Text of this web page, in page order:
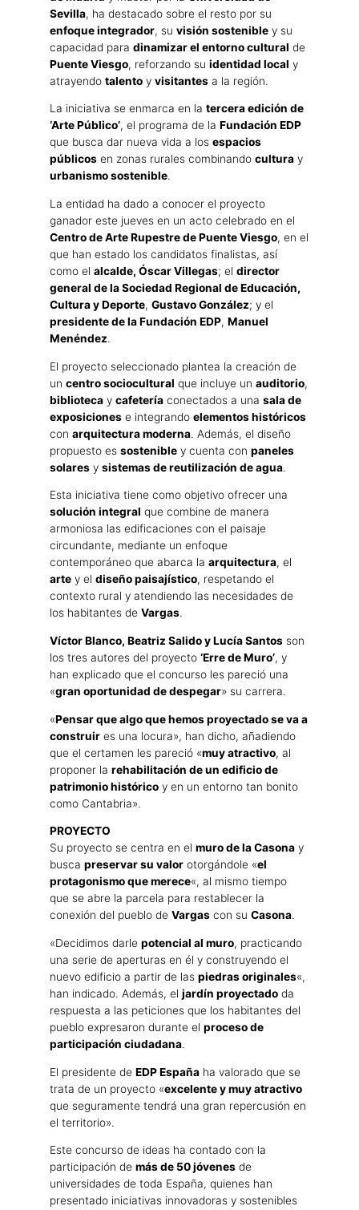
Sevilla, ha destacado sobre el resto por su
enfoque integrador, suvisión sostenible y su
capacidad paradinamizar el entorno cultural de
Puente Viesgo, reforzando suidentidad local y
atrayendotalento yvisitantes a la región.
La iniciativa se enmarca en latercera edición de
‘Arte Público’, el programa de laFundación EDP
que busca dar nueva vida a losespacios
públicos en zonas rurales combinandocultura y
urbanismo sostenible.
La entidad ha dado a conocer el proyecto
ganador este jueves en un acto celebrado en el
Centro de Arte Rupestre de Puente Viesgo, en el
que han estado los candidatos finalistas, así
como elalcalde, Óscar Villegas; eldirector
general de la Sociedad Regional de Educación,
Cultura y Deporte,Gustavo González; y el
presidente de la Fundación EDP,Manuel
Menéndez.
El proyecto seleccionado plantea la creación de
uncentro sociocultural que incluye unauditorio,
biblioteca ycafetería conectados a unasala de
exposiciones e integrandoelementos históricos
conarquitectura moderna. Además, el diseño
propuesto essostenible y cuenta conpaneles
solares ysistemas de reutilización de agua.
Esta iniciativa tiene como objetivo ofrecer una
solución integral que combine de manera
armoniosa las edificaciones con el paisaje
circundante, mediante un enfoque
contemporáneo que abarca laarquitectura, el
arte y eldiseño paisajístico, respetando el
contexto rural y atendiendo las necesidades de
los habitantes deVargas.
Víctor Blanco, Beatriz Salido y Lucía Santos son
los tres autores del proyecto‘Erre de Muro’, y
han explicado que el concurso les pareció una
«gran oportunidad de despegar» su carrera.
«Pensar que algo que hemos proyectado se va a
construir es una locura», han dicho, añadiendo
que el certamen les pareció «muy atractivo, al
proponer larehabilitación de un edificio de
patrimonio histórico y en un entorno tan bonito
como Cantabria».
PROYECTO
Su proyecto se centra en elmuro de la Casona y
buscapreservar su valor otorgándole «el
protagonismo que merece«, al mismo tiempo
que se abre la parcela para restablecer la
conexión del pueblo deVargas con suCasona.
«Decidimos darlepotencial al muro, practicando
una serie de aperturas en él y construyendo el
nuevo edificio a partir de laspiedras originales«,
han indicado. Además, eljardín proyectado da
respuesta a las peticiones que los habitantes del
pueblo expresaron durante elproceso de
participación ciudadana.
El presidente deEDP España ha valorado que se
trata de un proyecto «excelente y muy atractivo
que seguramente tendrá una gran repercusión en
el territorio».
Este concurso de ideas ha contado con la
participación demás de 50 jóvenes de
universidades de toda España, quienes han
presentado iniciativas innovadoras y sostenibles